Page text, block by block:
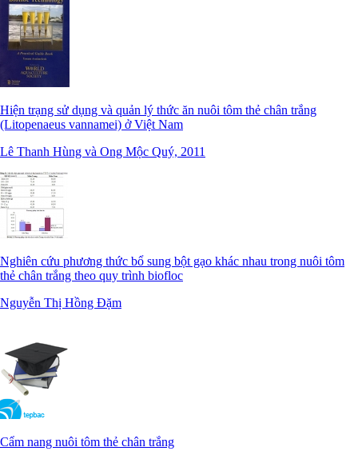
Hiện trạng sử dụng và quản lý thức ăn nuôi tôm thẻ chân trắng
(Litopenaeus vannamei) ở Việt Nam
Lê Thanh Hùng và Ong Mộc Quý, 2011
Nghiên cứu phương thức bổ sung bột gạo khác nhau trong nuôi tôm
thẻ chân trắng theo quy trình biofloc
Nguyễn Thị Hồng Đặm
Cẩm nang nuôi tôm thẻ chân trắng